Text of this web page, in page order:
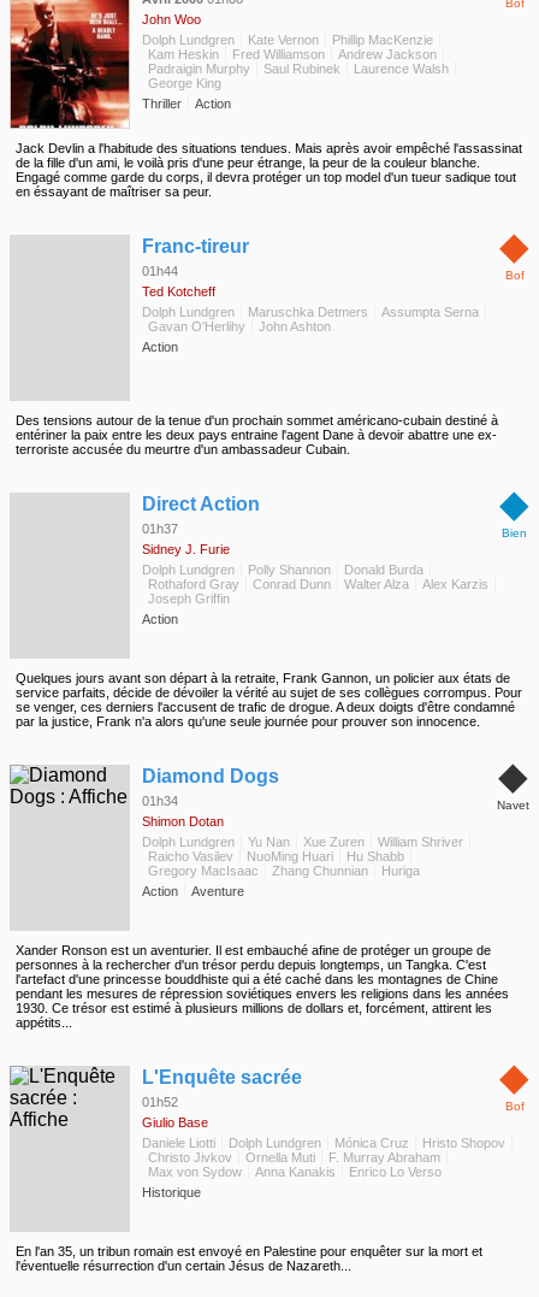
Bof
John Woo
Dolph Lundgren
Kate Vernon
Phillip MacKenzie
Kam Heskin
Fred Williamson
Andrew Jackson
Padraigin Murphy
Saul Rubinek
Laurence Walsh
George King
Thriller
Action
Jack Devlin a l'habitude des situations tendues. Mais après avoir empêché l'assassinat
de la fille d'un ami, le voilà pris d'une peur étrange, la peur de la couleur blanche.
Engagé comme garde du corps, il devra protéger un top model d'un tueur sadique tout
en éssayant de maîtriser sa peur.
◆
Bof
Franc-tireur
01h44
Ted Kotcheff
Dolph Lundgren
Maruschka Detmers
Assumpta Serna
Gavan O'Herlihy
John Ashton
Action
Des tensions autour de la tenue d'un prochain sommet américano-cubain destiné à
entériner la paix entre les deux pays entraine l'agent Dane à devoir abattre une ex-
terroriste accusée du meurtre d'un ambassadeur Cubain.
◆
Bien
Direct Action
01h37
Sidney J. Furie
Dolph Lundgren
Polly Shannon
Donald Burda
Rothaford Gray
Conrad Dunn Walter Alza
Alex Karzis
Joseph Griffin
Action
Quelques jours avant son départ à la retraite, Frank Gannon, un policier aux états de
service parfaits, décide de dévoiler la vérité au sujet de ses collègues corrompus. Pour
se venger, ces derniers l'accusent de trafic de drogue. A deux doigts d'être condamné
par la justice, Frank n'a alors qu'une seule journée pour prouver son innocence.
◆
Navet
Diamond Dogs
01h34
Shimon Dotan
Dolph Lundgren
Yu Nan Xue Zuren
William Shriver
Raicho Vasilev
NuoMing Huari
Hu Shabb
Gregory MacIsaac
Zhang Chunnian
Huriga
Action
Aventure
Xander Ronson est un aventurier. Il est embauché afine de protéger un groupe de
personnes à la rechercher d'un trésor perdu depuis longtemps, un Tangka. C'est
l'artefact d'une princesse bouddhiste qui a été caché dans les montagnes de Chine
pendant les mesures de répression soviétiques envers les religions dans les années
1930. Ce trésor est estimé à plusieurs millions de dollars et, forcément, attirent les
appétits...
◆
Bof
L'Enquête sacrée
01h52
Giulio Base
Daniele Liotti
Dolph Lundgren Mónica Cruz
Hristo Shopov
Christo Jivkov
Ornella Muti
F. Murray Abraham
Max von Sydow
Anna Kanakis
Enrico Lo Verso
Historique
En l'an 35, un tribun romain est envoyé en Palestine pour enquêter sur la mort et
l'éventuelle résurrection d'un certain Jésus de Nazareth...